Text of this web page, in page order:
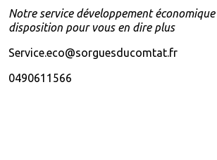
Notre service développement
disposition pour vous en dire plus
Service.eco@sorguesducomtat.fr
0490611566